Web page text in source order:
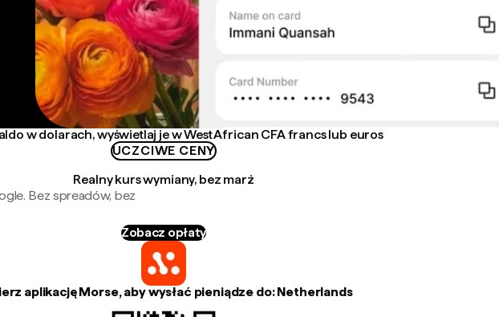
w dolarach, wyświetlaj je w West African CFA francs lub euros
UCZCIWE CENY
Realny kurs wymiany, bez marż
Bez spreadów, bez
Zobacz opłaty
aplikację Morse, aby wysłać pieniądze do: Netherlands